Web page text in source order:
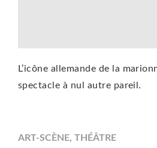
L’icône allemande de la
spectacle à nul autre pareil.
ART-SCÈNE, THÉÂTRE